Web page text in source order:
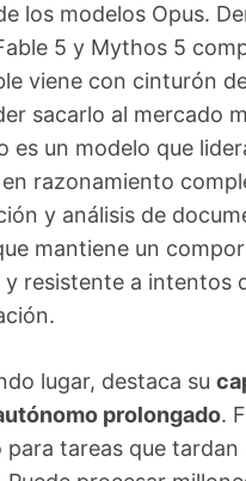
los modelos Opus.
5 y Mythos 5
viene con cinturón
sacarlo al mercado
es un modelo que
razonamiento
y análisis de
mantiene un
y resistente a intentos
lugar, destaca su
prolongado.
para tareas que tardan